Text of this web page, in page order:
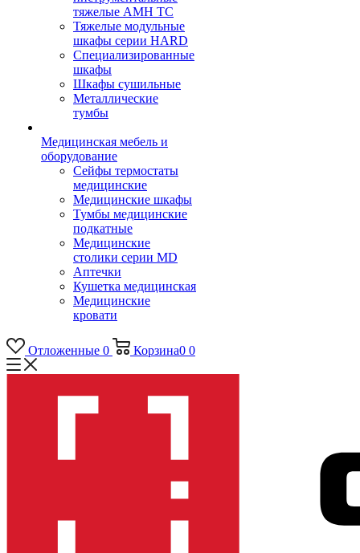
тяжелые AMH TC
Тяжелые модульные
шкафы серии HARD
Cпециализированные
шкафы
Шкафы сушильные
Металлические
тумбы
Медицинская мебель и
оборудование
Сейфы термостаты
медицинские
Медицинские шкафы
Тумбы медицинские
подкатные
Медицинские
столики серии MD
Аптечки
Кушетка медицинская
Медицинские
кровати
Отложенные 0 Корзина0 0